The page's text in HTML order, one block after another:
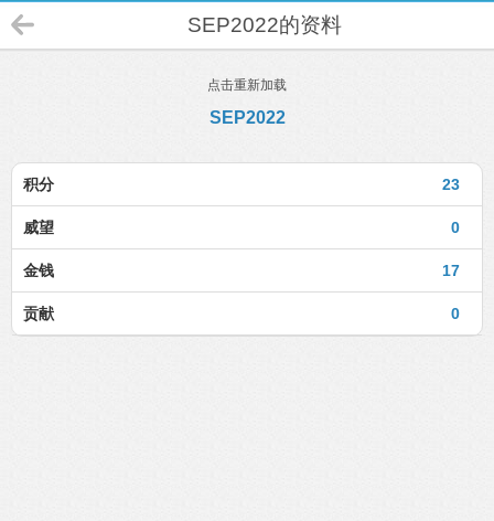
SEP2022的资料
点击重新加载
SEP2022
23
积分
0
威望
17
金钱
0
贡献